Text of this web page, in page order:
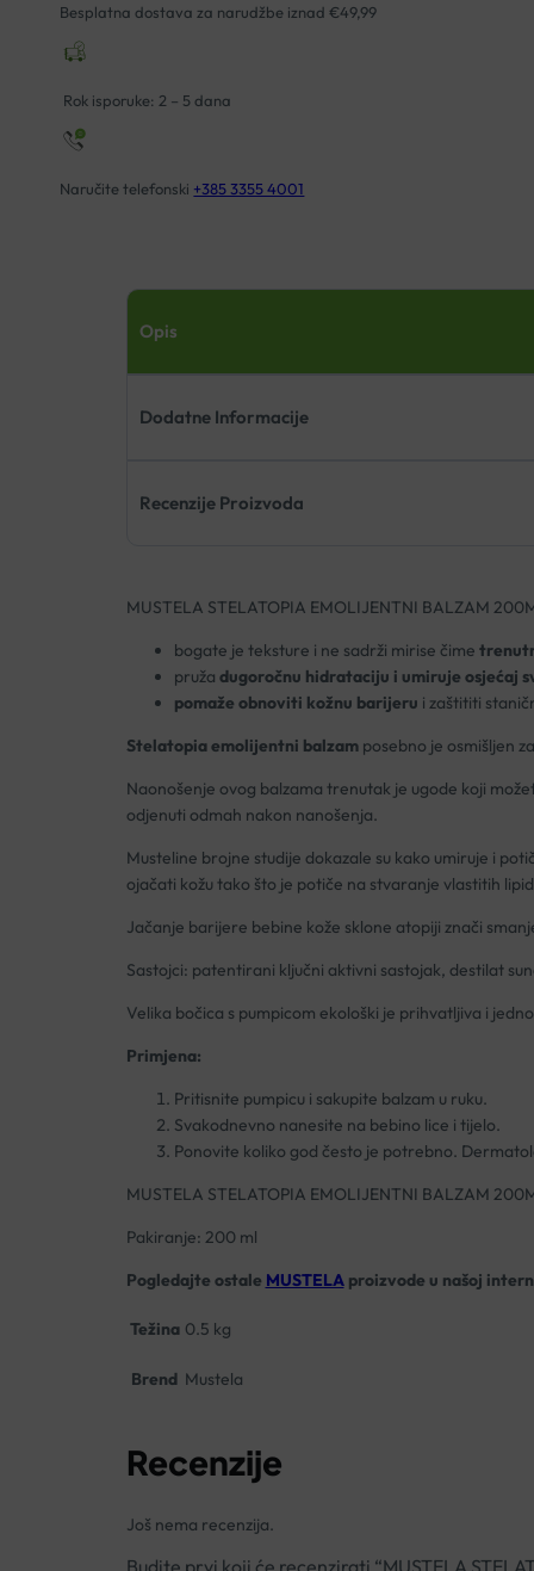
Besplatna dostava za narudžbe iznad €49,99
Rok isporuke: 2 – 5 dana
Naručite telefonski +385 3355 4001
Opis
Dodatne Informacije
Recenzije Proizvoda
MUSTELA STELATOPIA EMOLIJENTNI BALZAM
bogate je teksture i ne sadrži mirise čime
pruža dugoročnu hidrataciju i umiruje osjećaj
pomaže obnoviti kožnu barijeru i zaštititi
Stelatopia emolijentni balzamposebno je osmišljen
Naonošenje ovog balzama trenutak je ugode koji
odjenuti odmah nakon nanošenja.
Musteline brojne studije dokazale su kako umiruje i
ojačati kožu tako što je potiče na stvaranje vlastitih
Jačanje barijere bebine kože sklone atopiji znači
Sastojci: patentirani ključni aktivni sastojak, destilat
Velika bočica s pumpicom ekološki je prihvatljiva i
Primjena:
Pritisnite pumpicu i sakupite balzam u ruku.
Svakodnevno nanesite na bebino lice i tijelo.
Ponovite koliko god često je potrebno.
MUSTELA STELATOPIA EMOLIJENTNI BALZAM
Pakiranje: 200 ml
Pogledajte ostale MUSTELAproizvode u našoj
Težina 0.5 kg
Brend Mustela
Recenzije
Još nema recenzija.
Budite prvi koji će recenzirati “MUSTELA